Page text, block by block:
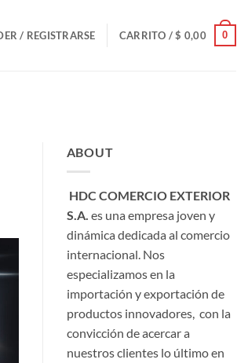
/ REGISTRARSE CARRITO /$ 0,00 0
ABOUT
HDC COMERCIO EXTERIOR
S.A. es una empresa joven y
dinámica dedicada al comercio
internacional. Nos
especializamos en la
importación y exportación de
productos innovadores, con la
convicción de acercar a
nuestros clientes lo último en